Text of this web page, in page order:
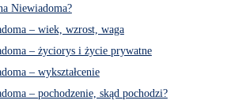
Niewiadoma?
– wiek, wzrost, waga
– życiorys i życie prywatne
– wykształcenie
– pochodzenie, skąd pochodzi?